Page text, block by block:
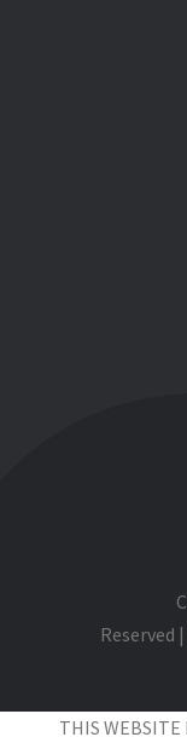
Reserved
THIS WEBSITE